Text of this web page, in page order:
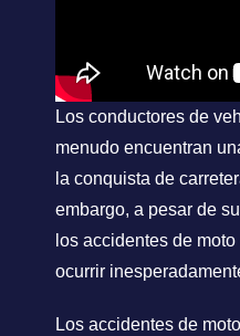
Los conductores de
menudo encuentran
la conquista de
embargo, a pesar de
los accidentes de
ocurrir
Los accidentes de